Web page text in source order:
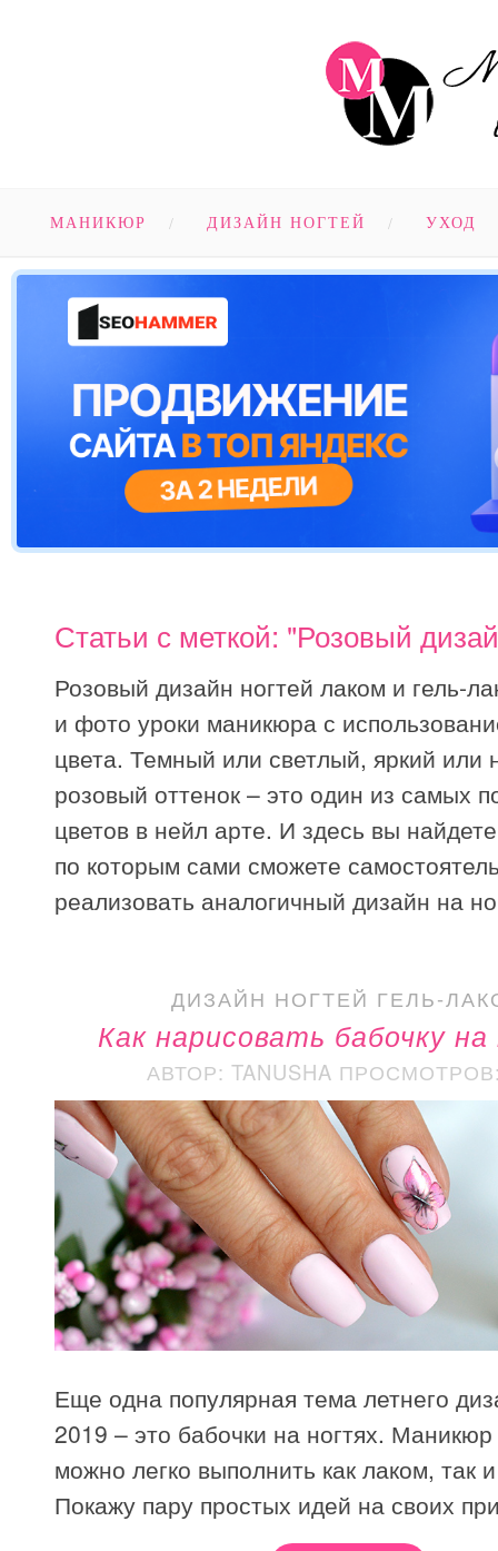
МАНИКЮР ДИЗАЙН НОГТЕЙ УХОД
Статьи с меткой: "Розовый
Розовый дизайн ногтей лаком и гель-
и фото уроки маникюра с
цвета. Темный или светлый, яркий или
розовый оттенок – это один из самых
цветов в нейл арте. И здесь вы
по которым сами сможете
реализовать аналогичный дизайн на
ДИЗАЙН НОГТЕЙ ГЕЛЬ-
Как нарисовать бабочку
АВТОР: TANUSHA
Еще одна популярная тема летнего
2019 – это бабочки на ногтях.
можно легко выполнить как лаком, так
Покажу пару простых идей на своих